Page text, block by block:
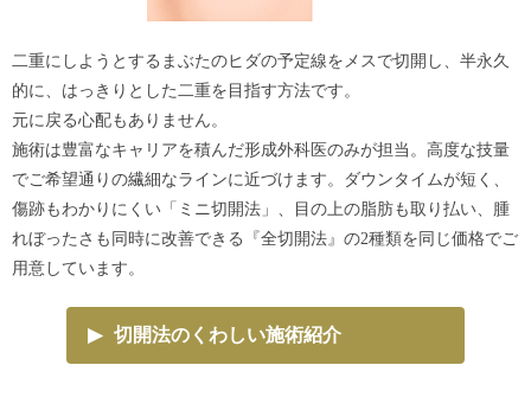
二重にしようとするまぶたのヒダの予定線をメスで切開し、半永久
的に、はっきりとした二重を目指す方法です。
元に戻る心配もありません。
施術は豊富なキャリアを積んだ形成外科医のみが担当。高度な技量
でご希望通りの繊細なラインに近づけます。ダウンタイムが短く、
傷跡もわかりにくい「ミニ切開法」、目の上の脂肪も取り払い、腫
れぼったさも同時に改善できる『全切開法』の2種類を同じ価格でご
用意しています。
▶ 切開法のくわしい施術紹介